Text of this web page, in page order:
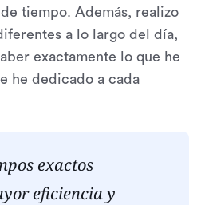
tiempo. Además, realizo
a lo largo del día,
exactamente lo que he
he dedicado a cada
exactos
eficiencia y